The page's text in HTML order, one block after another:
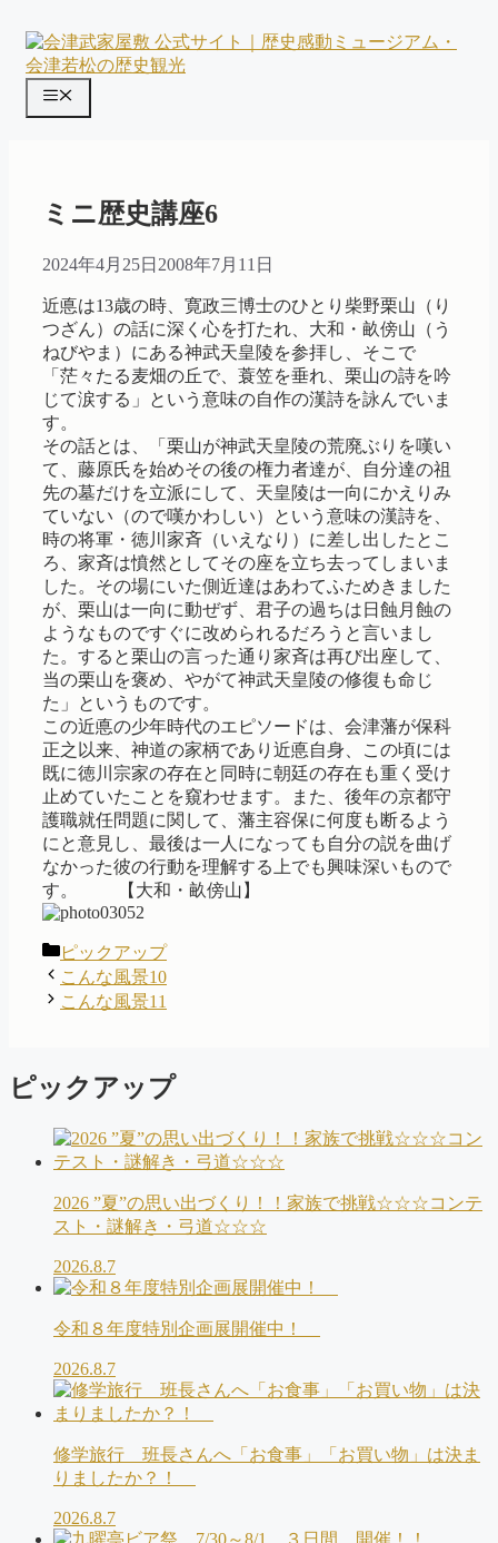
メ
ミニ歴史講座6
2024年4月25日 2008年7月11日
近悳は13歳の時、寛政三博士のひとり柴野栗山（り
つざん）の話に深く心を打たれ、大和・畝傍山（う
ねびやま）にある神武天皇陵を参拝し、そこで
「茫々たる麦畑の丘で、蓑笠を垂れ、栗山の詩を吟
じて涙する」という意味の自作の漢詩を詠んでいま
す。
その話とは、「栗山が神武天皇陵の荒廃ぶりを嘆い
て、藤原氏を始めその後の権力者達が、自分達の祖
先の墓だけを立派にして、天皇陵は一向にかえりみ
ていない（ので嘆かわしい）という意味の漢詩を、
時の将軍・徳川家斉（いえなり）に差し出したとこ
ろ、家斉は憤然としてその座を立ち去ってしまいま
した。その場にいた側近達はあわてふためきました
が、栗山は一向に動ぜず、君子の過ちは日蝕月蝕の
ようなものですぐに改められるだろうと言いまし
た。すると栗山の言った通り家斉は再び出座して、
当の栗山を褒め、やがて神武天皇陵の修復も命じ
た」というものです。
この近悳の少年時代のエピソードは、会津藩が保科
正之以来、神道の家柄であり近悳自身、この頃には
既に徳川宗家の存在と同時に朝廷の存在も重く受け
止めていたことを窺わせます。また、後年の京都守
護職就任問題に関して、藩主容保に何度も断るよう
にと意見し、最後は一人になっても自分の説を曲げ
なかった彼の行動を理解する上でも興味深いもので
す。 【大和・畝傍山】
カ
テ
ゴ
ピックアップ
こんな風景10
こんな風景11
ピックアップ
2026 ”夏”の思い出づくり！！家族で挑戦☆☆☆コンテ
スト・謎解き・弓道☆☆☆
2026.8.7
令和８年度特別企画展開催中！
2026.8.7
修学旅行 班長さんへ「お食事」「お買い物」は決ま
りましたか？！
2026.8.7